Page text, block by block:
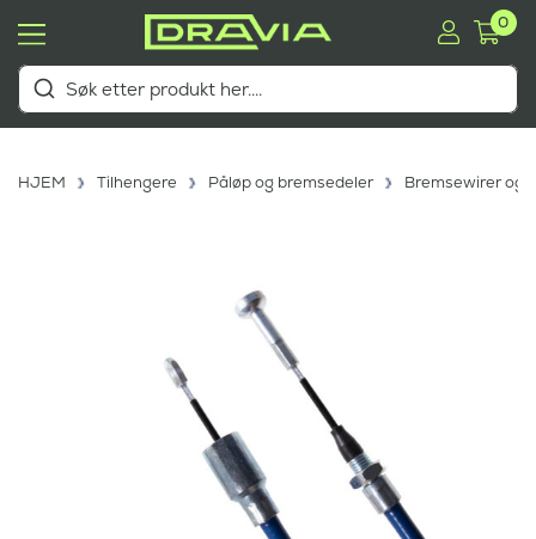
0
HJEM Tilhengere Påløp og bremsedeler Bremsewirer og